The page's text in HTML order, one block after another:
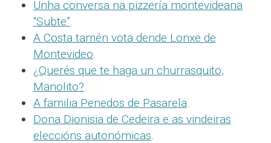
Unha conversa na pizzería montevideana
“Subte”.
A Costa tamén vota dende Lonxe de
Montevideo.
¿Querés que te haga un churrasquito,
Manolito?.
A familia Penedos de Pasarela.
Dona Dionisia de Cedeira e as vindeiras
eleccións autonómicas.